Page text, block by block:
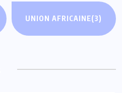
UNION AFRICAINE(3)